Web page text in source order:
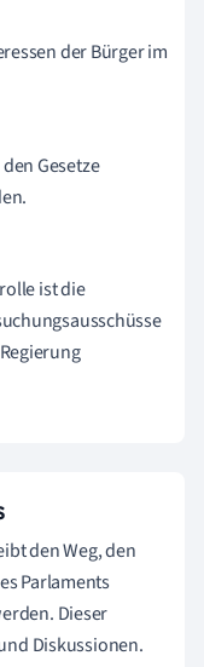
der Bürger im
Gesetze
ist die
den Weg, den
Parlaments
Dieser
Diskussionen.